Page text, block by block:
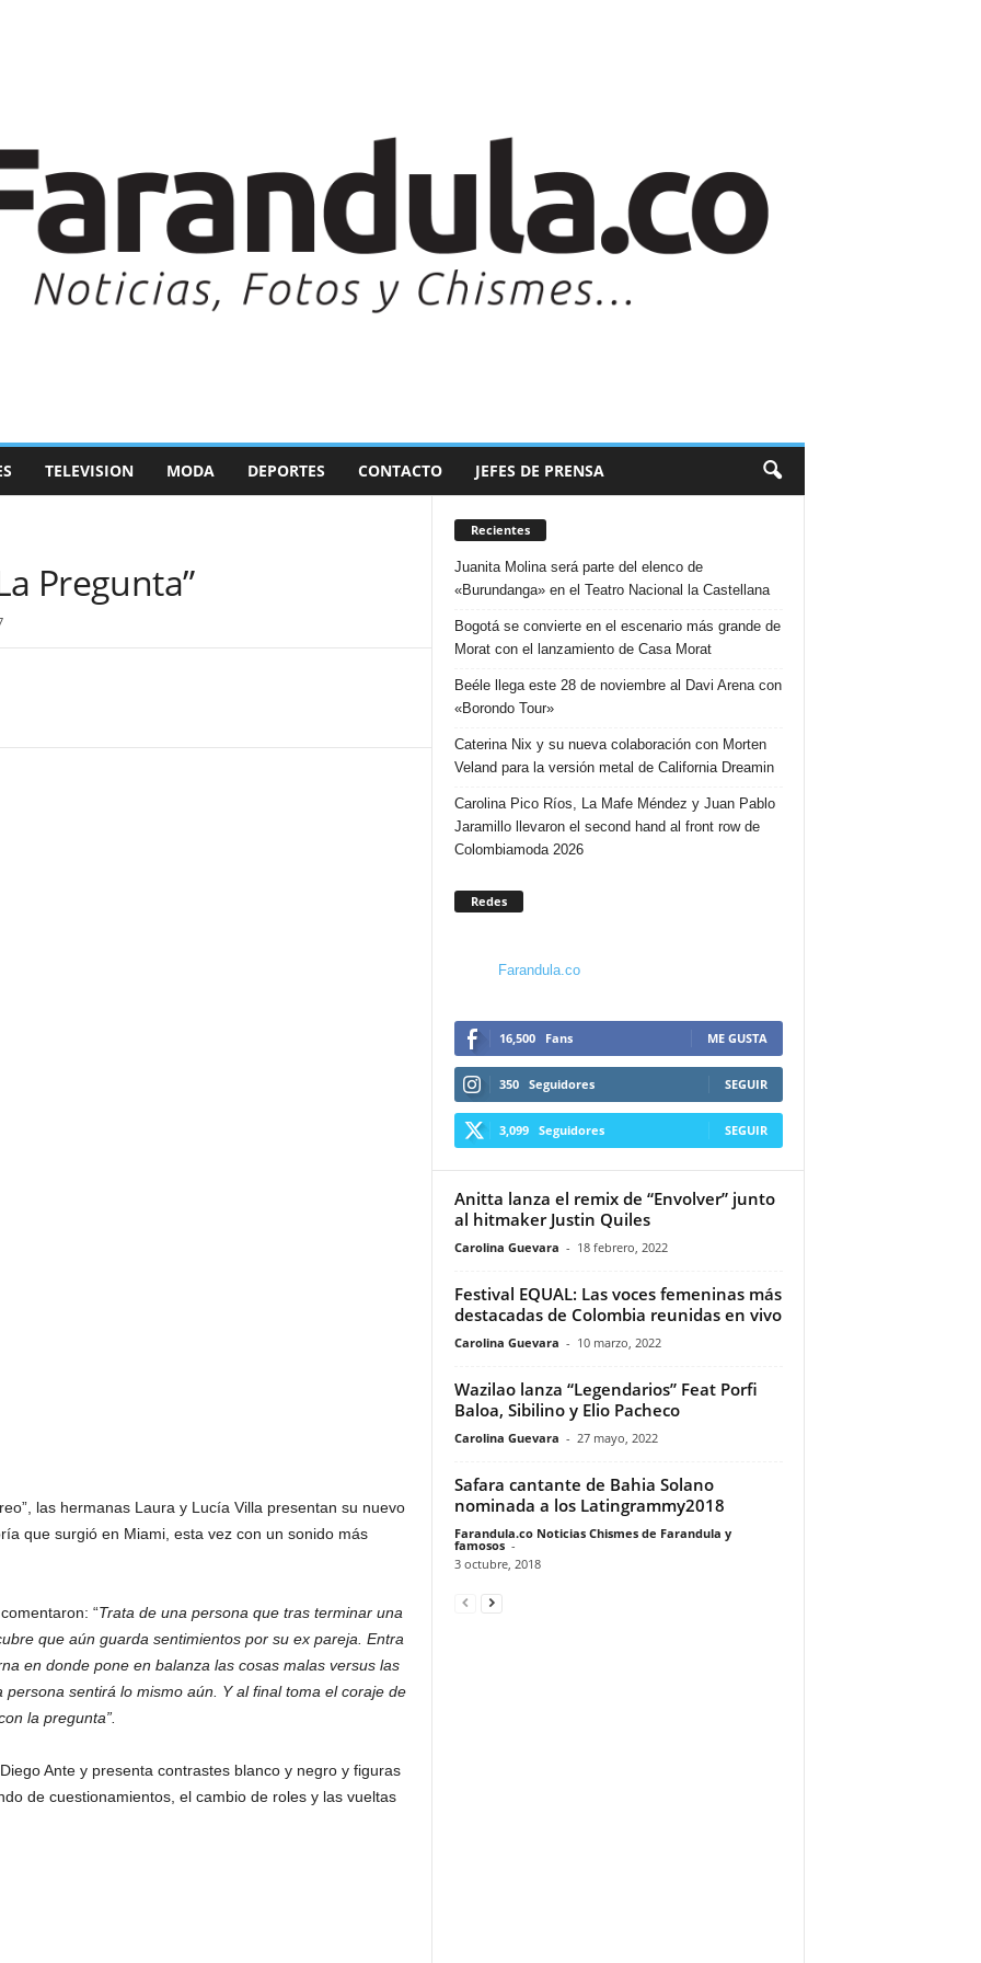
TELEVISION MODA DEPORTES CONTACTO JEFES DE PRENSA
Pregunta”
las hermanas Laura y Lucía Villa presentan su nuevo
que surgió en Miami, esta vez con un sonido más
“Trata de una persona que tras terminar una
que aún guarda sentimientos por su ex pareja. Entra
en donde pone en balanza las cosas malas versus las
sentirá lo mismo aún. Y al final toma el coraje de
la pregunta”.
Ante y presenta contrastes blanco y negro y figuras
de cuestionamientos, el cambio de roles y las vueltas
Recientes
Juanita Molina será parte del elenco de
«Burundanga» en el Teatro Nacional la Castellana
Bogotá se convierte en el escenario más grande de
Morat con el lanzamiento de Casa Morat
Beéle llega este 28 de noviembre al Davi Arena con
«Borondo Tour»
Caterina Nix y su nueva colaboración con Morten
Veland para la versión metal de California Dreamin
Carolina Pico Ríos, La Mafe Méndez y Juan Pablo
Jaramillo llevaron el second hand al front row de
Colombiamoda 2026
Redes
Farandula.co
16,500 Fans ME GUSTA
350 Seguidores SEGUIR
3,099 Seguidores SEGUIR
Anitta lanza el remix de “Envolver” junto
al hitmaker Justin Quiles
Carolina Guevara - 18 febrero, 2022
Festival EQUAL: Las voces femeninas más
destacadas de Colombia reunidas en vivo
Carolina Guevara - 10 marzo, 2022
Wazilao lanza “Legendarios” Feat Porfi
Baloa, Sibilino y Elio Pacheco
Carolina Guevara - 27 mayo, 2022
Safara cantante de Bahia Solano
nominada a los Latingrammy2018
Farandula.co Noticias Chismes de Farandula y
famosos -
3 octubre, 2018